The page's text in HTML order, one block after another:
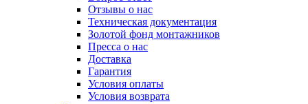
Отзывы о нас
Техническая документация
Золотой фонд монтажников
Пресса о нас
Доставка
Гарантия
Условия оплаты
Условия возврата